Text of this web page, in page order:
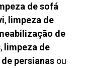
de sofá
, limpeza de
de
, limpeza de
de persianas ou